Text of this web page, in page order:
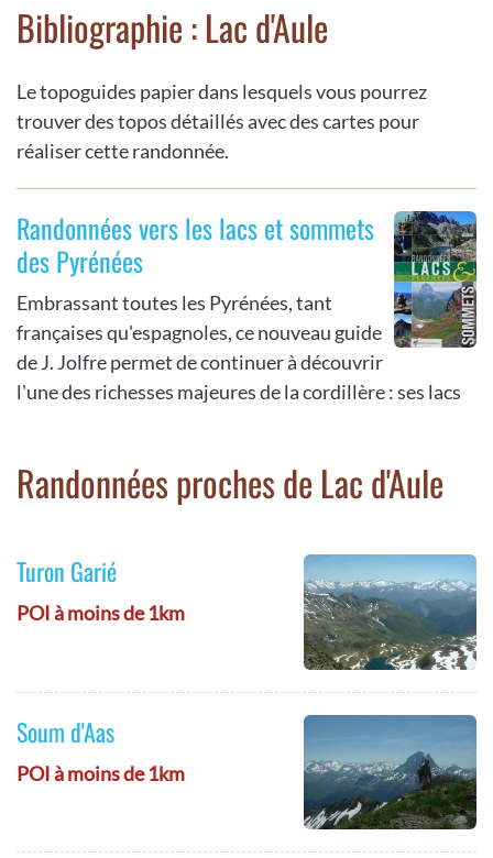
Bibliographie : Lac d'Aule
Le topoguides papier dans lesquels vous pourrez
trouver des topos détaillés avec des cartes pour
réaliser cette randonnée.
Randonnées vers les lacs et sommets
des Pyrénées
Embrassant toutes les Pyrénées, tant
françaises qu'espagnoles, ce nouveau guide
de J. Jolfre permet de continuer à découvrir
l'une des richesses majeures de la cordillère : ses lacs
Randonnées proches de Lac d'Aule
Turon Garié
POI à moins de 1km
Soum d'Aas
POI à moins de 1km